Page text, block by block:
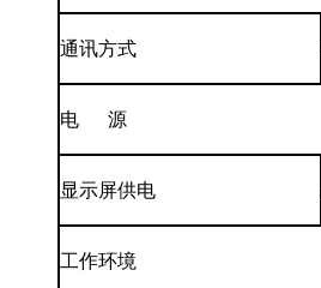
通讯方式
电 源
显示屏供电
工作环境